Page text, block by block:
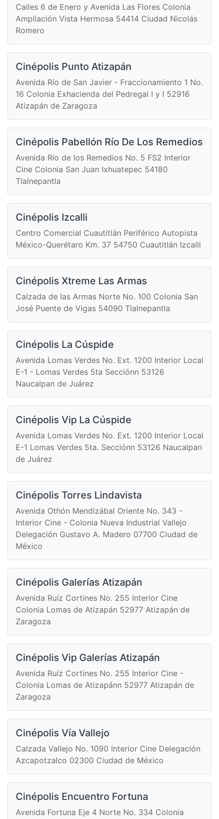
Calles 6 de Enero y Avenida Las Flores Colonia
Ampliación Vista Hermosa 54414 Ciudad Nicolás
Romero
Cinépolis Punto Atizapán
Avenida Río de San Javier - Fraccionamiento 1 No.
16 Colonia Exhacienda del Pedregal I y I 52916
Atizapán de Zaragoza
Cinépolis Pabellón Río De Los Remedios
Avenida Río de los Remedios No. 5 FS2 Interior
Cine Colonia San Juan Ixhuatepec 54180
Tlalnepantla
Cinépolis Izcalli
Centro Comercial Cuautitlán Periférico Autopista
México-Querétaro Km. 37 54750 Cuautitlán Izcalli
Cinépolis Xtreme Las Armas
Calzada de las Armas Norte No. 100 Colonia San
José Puente de Vigas 54090 Tlalnepantla
Cinépolis La Cúspide
Avenida Lomas Verdes No. Ext. 1200 Interior Local
E-1 - Lomas Verdes 5ta Secciónn 53126
Naucalpan de Juárez
Cinépolis Vip La Cúspide
Avenida Lomas Verdes No. Ext. 1200 Interior Local
E-1 Lomas Verdes 5ta. Secciónn 53126 Naucalpan
de Juárez
Cinépolis Torres Lindavista
Avenida Othón Mendizábal Oriente No. 343 -
Interior Cine - Colonia Nueva Industrial Vallejo
Delegación Gustavo A. Madero 07700 Ciudad de
México
Cinépolis Galerías Atizapán
Avenida Ruíz Cortines No. 255 Interior Cine
Colonia Lomas de Atizapán 52977 Atizapán de
Zaragoza
Cinépolis Vip Galerías Atizapán
Avenida Ruíz Cortines No. 255 Interior Cine -
Colonia Lomas de Atizapánn 52977 Atizapán de
Zaragoza
Cinépolis Vía Vallejo
Calzada Vallejo No. 1090 Interior Cine Delegación
Azcapotzalco 02300 Ciudad de México
Cinépolis Encuentro Fortuna
Avenida Fortuna Eje 4 Norte No. 334 Colonia